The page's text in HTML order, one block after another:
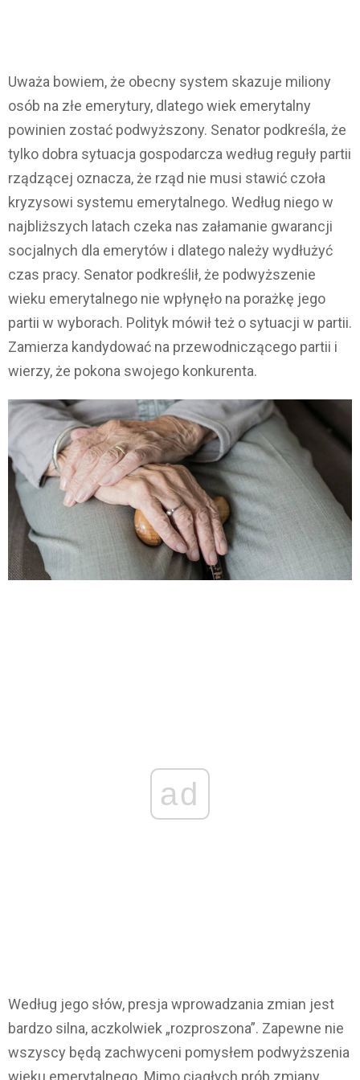
Uważa bowiem, że obecny system skazuje miliony
osób na złe emerytury, dlatego wiek emerytalny
powinien zostać podwyższony. Senator podkreśla, że ​​
tylko dobra sytuacja gospodarcza według reguły partii
rządzącej oznacza, że ​​rząd nie musi stawić czoła
kryzysowi systemu emerytalnego. Według niego w
najbliższych latach czeka nas załamanie gwarancji
socjalnych dla emerytów i dlatego należy wydłużyć
czas pracy. Senator podkreślił, że podwyższenie
wieku emerytalnego nie wpłynęło na porażkę jego
partii w wyborach. Polityk mówił też o sytuacji w partii.
Zamierza kandydować na przewodniczącego partii i
wierzy, że pokona swojego konkurenta.
ad
Według jego słów, presja wprowadzania zmian jest
bardzo silna, aczkolwiek „rozproszona”. Zapewne nie
wszyscy będą zachwyceni pomysłem podwyższenia
wieku emerytalnego. Mimo ciągłych prób zmiany